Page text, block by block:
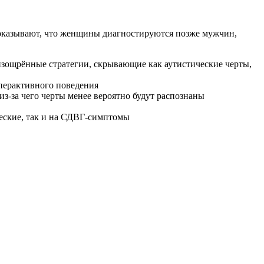
что женщины диагностируются позже мужчин,
стратегии, скрывающие как аутистические черты,
поведения
чего черты менее вероятно будут распознаны
так и на СДВГ-симптомы